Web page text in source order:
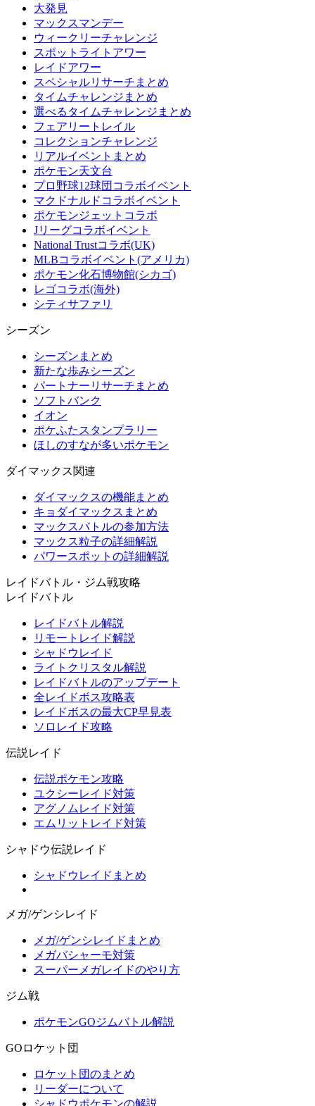
大発見
マックスマンデー
ウィークリーチャレンジ
スポットライトアワー
レイドアワー
スペシャルリサーチまとめ
タイムチャレンジまとめ
選べるタイムチャレンジまとめ
フェアリートレイル
コレクションチャレンジ
リアルイベントまとめ
ポケモン天文台
プロ野球12球団コラボイベント
マクドナルドコラボイベント
ポケモンジェットコラボ
Jリーグコラボイベント
National Trustコラボ(UK)
MLBコラボイベント(アメリカ)
ポケモン化石博物館(シカゴ)
レゴコラボ(海外)
シティサファリ
シーズン
シーズンまとめ
新たな歩みシーズン
パートナーリサーチまとめ
ソフトバンク
イオン
ポケふたスタンプラリー
ほしのすなが多いポケモン
ダイマックス関連
ダイマックスの機能まとめ
キョダイマックスまとめ
マックスバトルの参加方法
マックス粒子の詳細解説
パワースポットの詳細解説
レイドバトル・ジム戦攻略
レイドバトル
レイドバトル解説
リモートレイド解説
シャドウレイド
ライトクリスタル解説
レイドバトルのアップデート
全レイドボス攻略表
レイドボスの最大CP早見表
ソロレイド攻略
伝説レイド
伝説ポケモン攻略
ユクシーレイド対策
アグノムレイド対策
エムリットレイド対策
シャドウ伝説レイド
シャドウレイドまとめ
メガ/ゲンシレイド
メガ/ゲンシレイドまとめ
メガバシャーモ対策
スーパーメガレイドのやり方
ジム戦
ポケモンGOジムバトル解説
GOロケット団
ロケット団のまとめ
リーダーについて
シャドウポケモンの解説